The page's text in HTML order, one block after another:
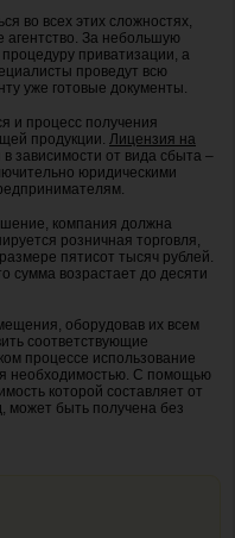
во всех этих сложностях,
агентство. За небольшую
приватизации, а
проведут всю
уже готовые документы.
и процесс получения
продукции. Лицензия на
в зависимости от вида сбыта –
юридическими
компания должна
розничная торговля,
пятисот тысяч рублей.
сумма возрастает до десяти
оборудовав их всем
соответствующие
процессе использование
необходимостью. С помощью
которой составляет от
может быть получена без